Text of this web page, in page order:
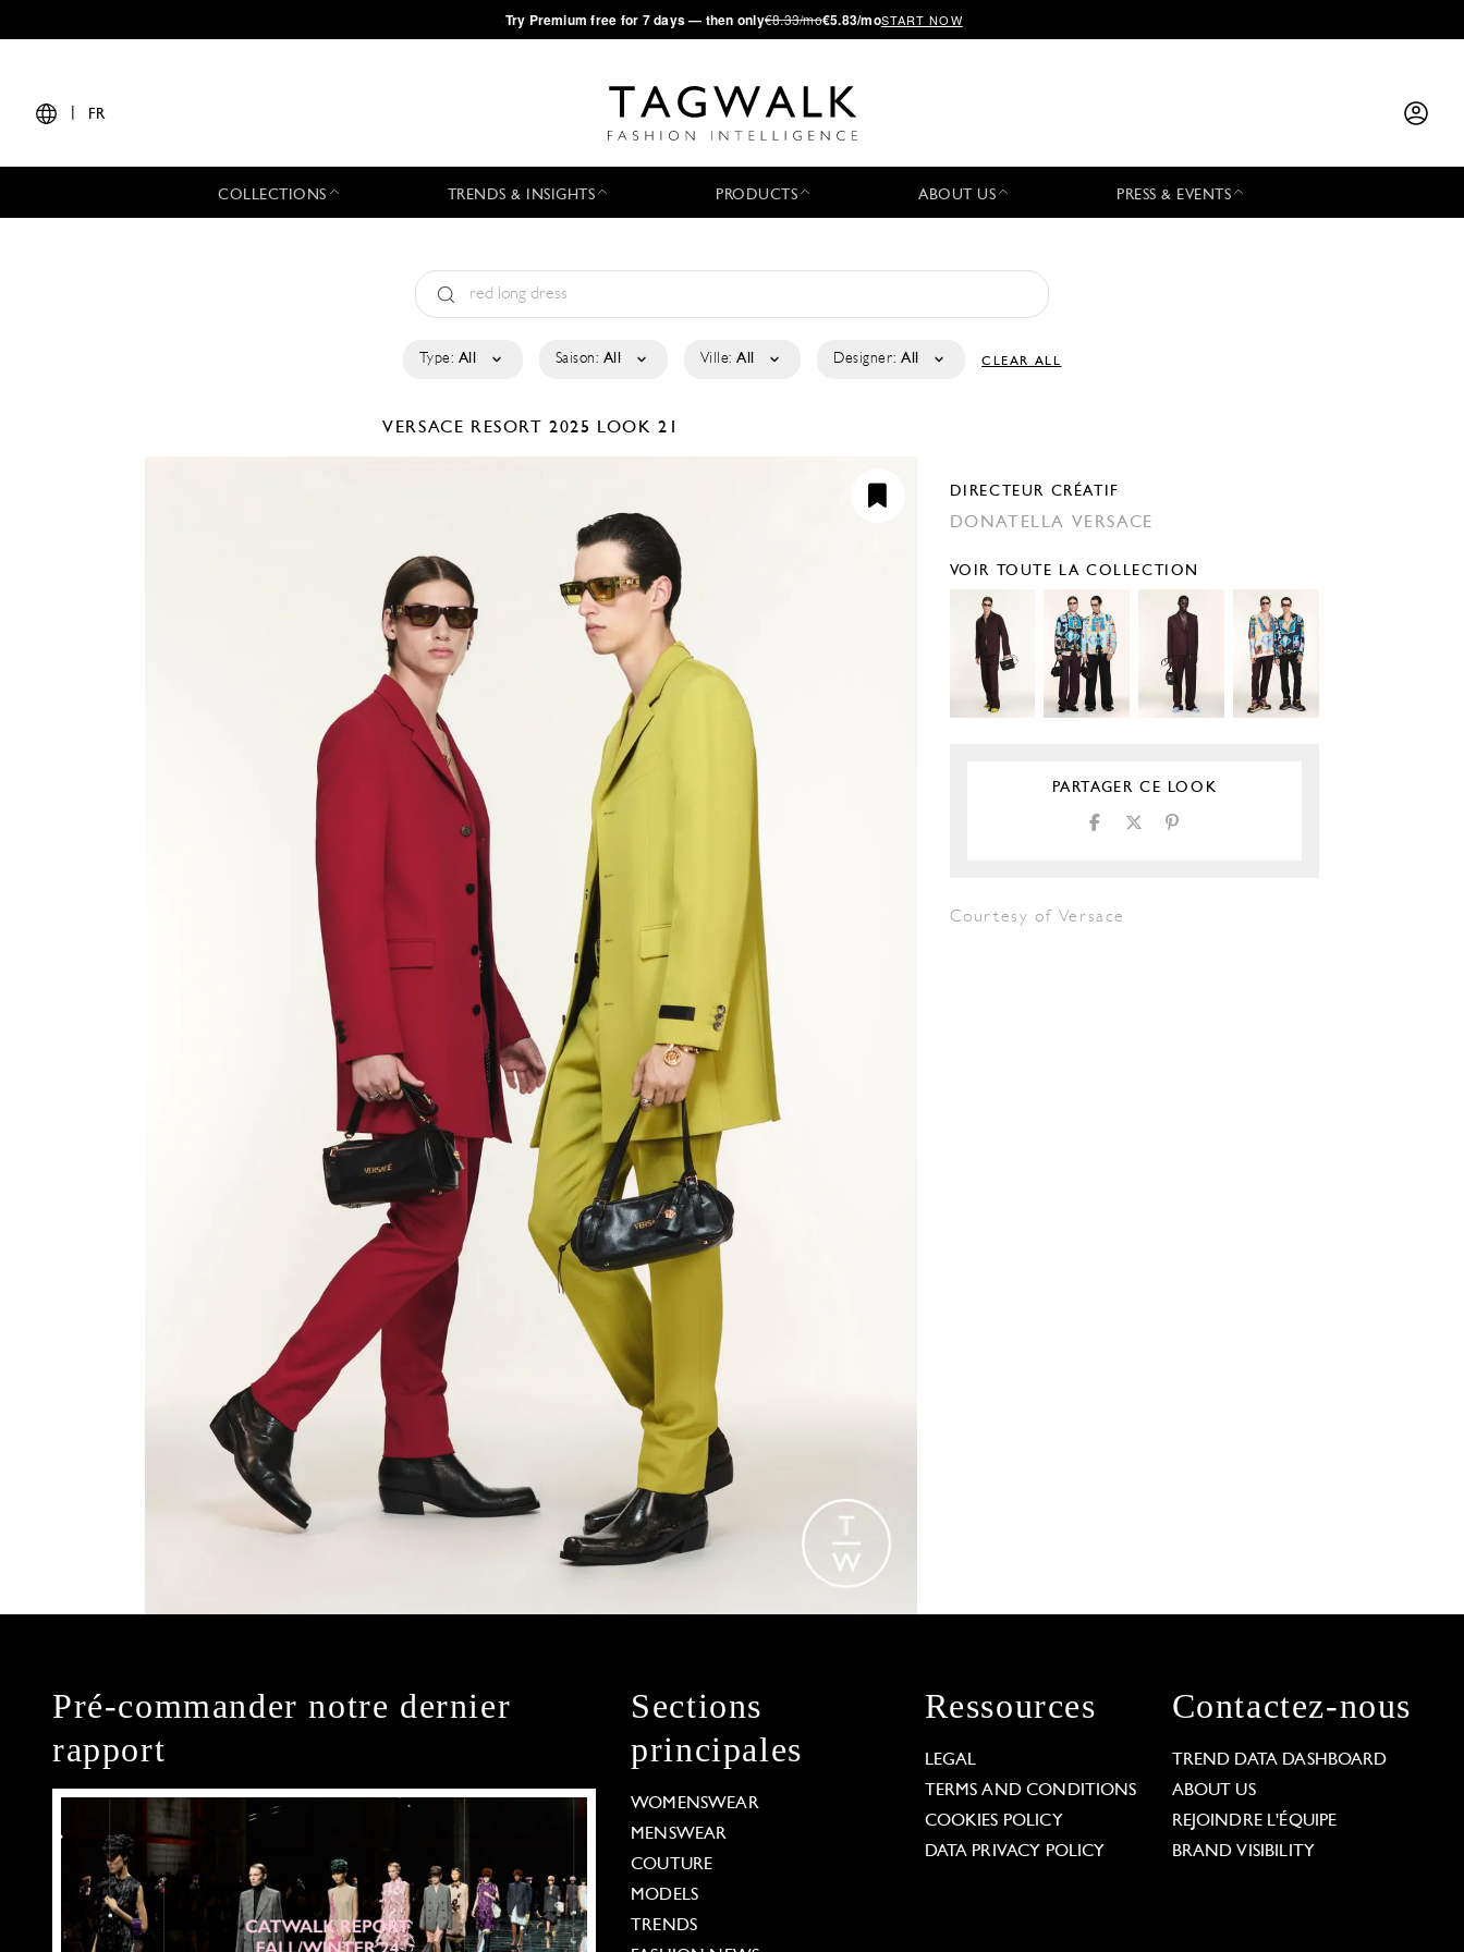
·Try Premium free for 7 days — then only€8.33/mo€5.83/moSTART NOW
FR
COLLECTIONS TRENDS & INSIGHTS PRODUCTS ABOUT US PRESS & EVENTS
Type: All Saison: All Ville: All Designer: All CLEAR ALL
VERSACE RESORT 2025 LOOK 21
DIRECTEUR CRÉATIF
DONATELLA VERSACE
VOIR TOUTE LA COLLECTION
PARTAGER CE LOOK
Courtesy of Versace
Pré-commander notre dernier
rapport
Sections
principales
WOMENSWEAR
MENSWEAR
COUTURE
MODELS
TRENDS
Ressources
LEGAL
TERMS AND CONDITIONS
COOKIES POLICY
DATA PRIVACY POLICY
Contactez-nous
TREND DATA DASHBOARD
ABOUT US
REJOINDRE L'ÉQUIPE
BRAND VISIBILITY